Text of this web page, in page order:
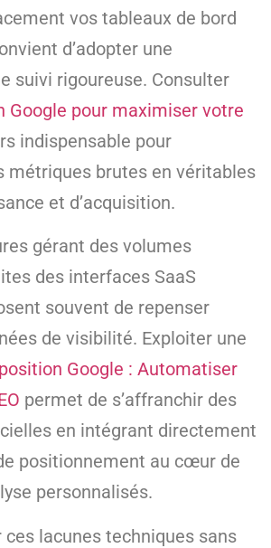
vos tableaux de bord
d’adopter une
suivi rigoureuse. Consulter
Google pour maximiser votre
indispensable pour
métriques brutes en véritables
et d’acquisition.
gérant des volumes
des interfaces SaaS
souvent de repenser
de visibilité. Exploiter une
Google : Automatiser
permet de s’affranchir des
en intégrant directement
positionnement au cœur de
personnalisés.
lacunes techniques sans